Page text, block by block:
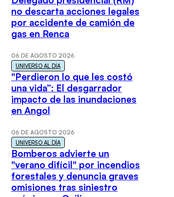
no descarta acciones legales
por accidente de camión de
gas en Renca
06 DE AGOSTO 2026
UNIVERSO AL DÍA
"Perdieron lo que les costó
una vida”: El desgarrador
impacto de las inundaciones
en Angol
06 DE AGOSTO 2026
UNIVERSO AL DÍA
Bomberos advierte un
"verano difícil" por incendios
forestales y denuncia graves
omisiones tras siniestro